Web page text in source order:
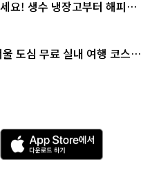
요! 생수 냉장고부터 해피소
도심 무료 실내 여행 코스
A
p
p